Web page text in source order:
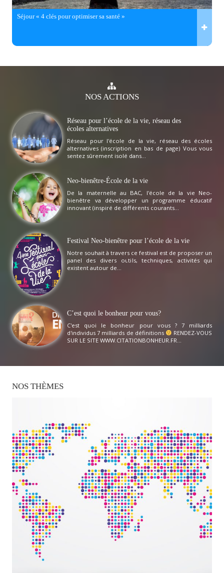
Séjour « 4 clés pour optimiser sa santé »
NOSACTIONS
Réseau pour l’école de la vie, réseau des
écoles alternatives
Réseau pour l'école de la vie, réseau des écoles
alternatives (inscription en bas de page) Vous vous
sentez sûrement isolé dans...
Neo-bienêtre-École de la vie
De la maternelle au BAC, l'école de la vie Neo-
bienêtre va développer un programme éducatif
innovant (inspiré de différents courants...
Festival Neo-bienêtre pour l’école de la vie
Notre souhait à travers ce festival est de proposer un
panel des divers outils, techniques, activités qui
existent autour de...
C’est quoi le bonheur pour vous?
C'est quoi le bonheur pour vous ? 7 milliards
d'individus 7 milliards de définitions
RENDEZ-VOUS
SUR LE SITE WWW.CITATIONBONHEUR.FR...
NOS THÈMES